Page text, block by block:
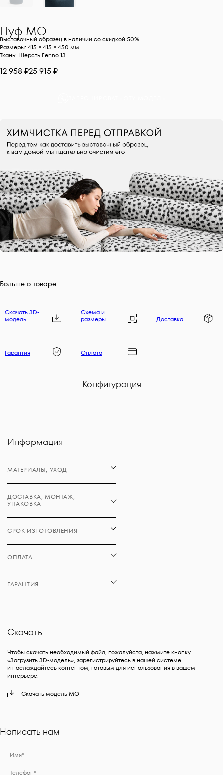
Пуф MO
Выставочный образец в наличии со скидкой 50%
Размеры: 415 × 415 × 450 мм
Ткань: Шерсть Fenno 13
12 958 ₽25 915 ₽
Больше о товаре
Скачать 3D-
модель
Схема и
размеры
Доставка
Гарантия Оплата
Конфигурация
Информация
МАТЕРИАЛЫ, УХОД
ДОСТАВКА, МОНТАЖ,
УПАКОВКА
СРОК ИЗГОТОВЛЕНИЯ
ОПЛАТА
ГАРАНТИЯ
Скачать
Чтобы скачать необходимый файл, пожалуйста, нажмите кнопку
«Загрузить 3D-модель», зарегистрируйтесь в нашей системе
и наслаждайтесь контентом, готовым для использования в вашем
интерьере.
СкачатьмодельMO
Написать нам